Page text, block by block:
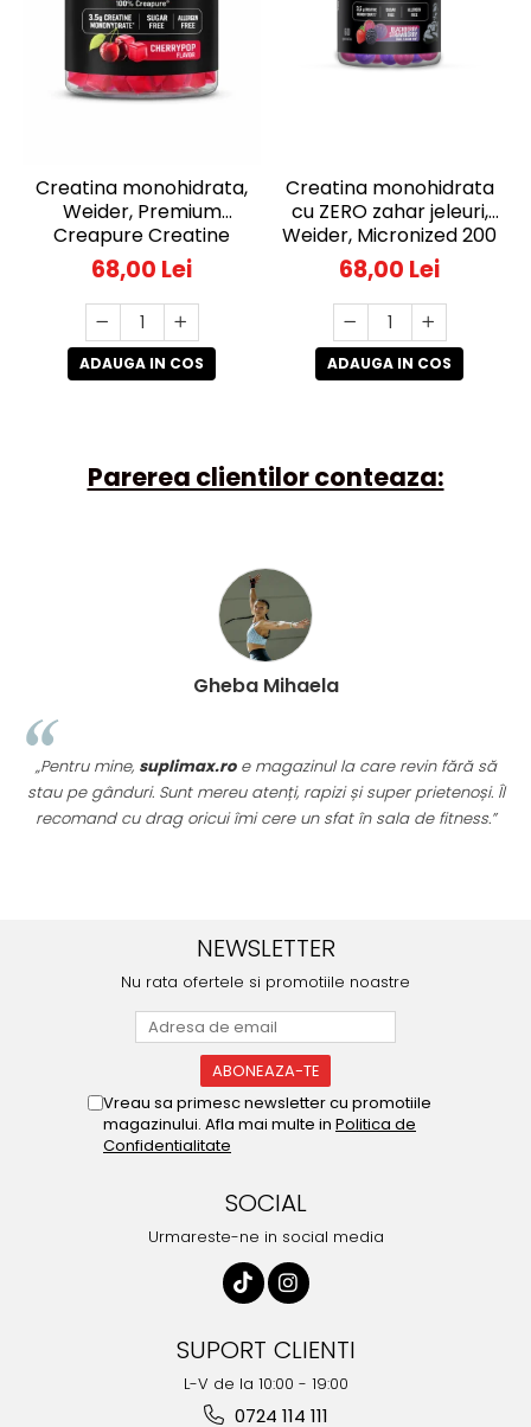
Creatina monohidrata,
Weider, Premium
Creapure Creatine
Gummies, Cherry Pop,
60 de jeleuri
68,00 Lei
ADAUGA IN COS
Creatina monohidrata
cu ZERO zahar jeleuri,
Weider, Micronized 200
Mesh Creatine
Gummies, Blackberry
Strawberry, 60 de jeleuri
68,00 Lei
ADAUGA IN COS
Parerea clientilor conteaza:
Gheba Mihaela
„Pentru mine, suplimax.roe magazinul la care revin fără să
stau pe gânduri. Sunt mereu atenți, rapizi și super prietenoși. Îl
recomand cu drag oricui îmi cere un sfat în sala de fitness.”
NEWSLETTER
Nu rata ofertele si promotiile noastre
Vreau sa primesc newsletter cu promotiile
magazinului. Afla mai multe in Politica de
Confidentialitate
SOCIAL
Urmareste-ne in social media
SUPORT CLIENTI
L-V de la 10:00 - 19:00
0724 114 111